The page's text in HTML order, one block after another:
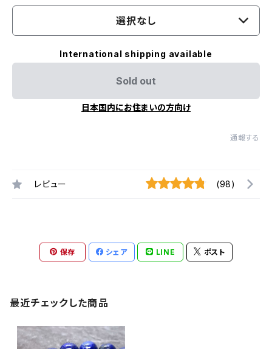
選択なし
International shipping available
Sold out
日本国内にお住まいの方向け
通報する
レビュー (98)
保存 シェア LINE ポスト
最近チェックした商品